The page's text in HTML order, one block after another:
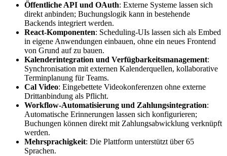
Öffentliche API und OAuth: Externe Systeme lassen sich
direkt anbinden; Buchungslogik kann in bestehende
Backends integriert werden.
React-Komponenten: Scheduling-UIs lassen sich als Embed
in eigene Anwendungen einbauen, ohne ein neues Frontend
von Grund auf zu bauen.
Kalenderintegration und Verfügbarkeitsmanagement:
Synchronisation mit externen Kalenderquellen, kollaborative
Terminplanung für Teams.
Cal Video: Eingebettete Videokonferenzen ohne externe
Drittanbindung als Pflicht.
Workflow-Automatisierung und Zahlungsintegration:
Automatische Erinnerungen lassen sich konfigurieren;
Buchungen können direkt mit Zahlungsabwicklung verknüpft
werden.
Mehrsprachigkeit: Die Plattform unterstützt über 65
Sprachen.